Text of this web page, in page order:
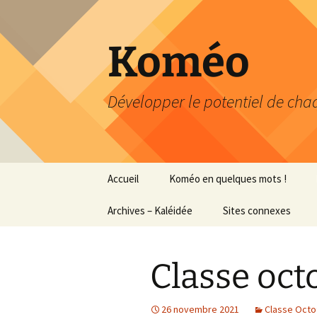
contenu
Koméo
Développer le potentiel de
Accueil Koméo en quelques mots !
Portrait express
Archives – Kaléidée
Classe Octofun – journal
Sites connexes
Classe
26 novembre 2021 Classe